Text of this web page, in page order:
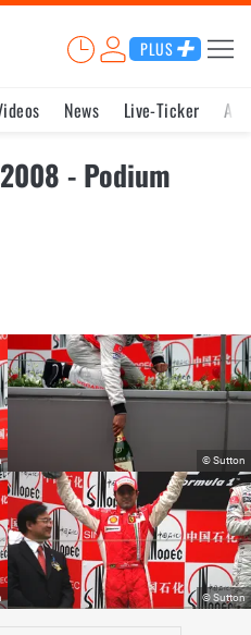
PLUS
News Live-Ticker
- Podium